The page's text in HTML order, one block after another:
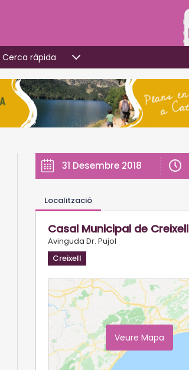
Cerca ràpida
31 Desembre 2018
Localització
Casal Municipal de Creixell
Avinguda Dr. Pujol
Creixell
Veure Mapa